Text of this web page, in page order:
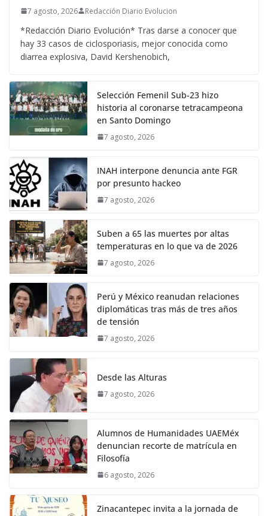
7 agosto, 2026 Redacción Diario Evolucion
*Redacción Diario Evolución* Tras darse a conocer que
hay 33 casos de ciclosporiasis, mejor conocida como
diarrea explosiva, David Kershenobich,
Selección Femenil Sub-23 hizo
historia al coronarse tetracampeona
en Santo Domingo
7 agosto, 2026
INAH interpone denuncia ante FGR
por presunto hackeo
7 agosto, 2026
Suben a 65 las muertes por altas
temperaturas en lo que va de 2026
7 agosto, 2026
Perú y México reanudan relaciones
diplomáticas tras más de tres años
de tensión
7 agosto, 2026
Desde las Alturas
7 agosto, 2026
Alumnos de Humanidades UAEMéx
denuncian recorte de matrícula en
Filosofía
6 agosto, 2026
Zinacantepec invita a la jornada de